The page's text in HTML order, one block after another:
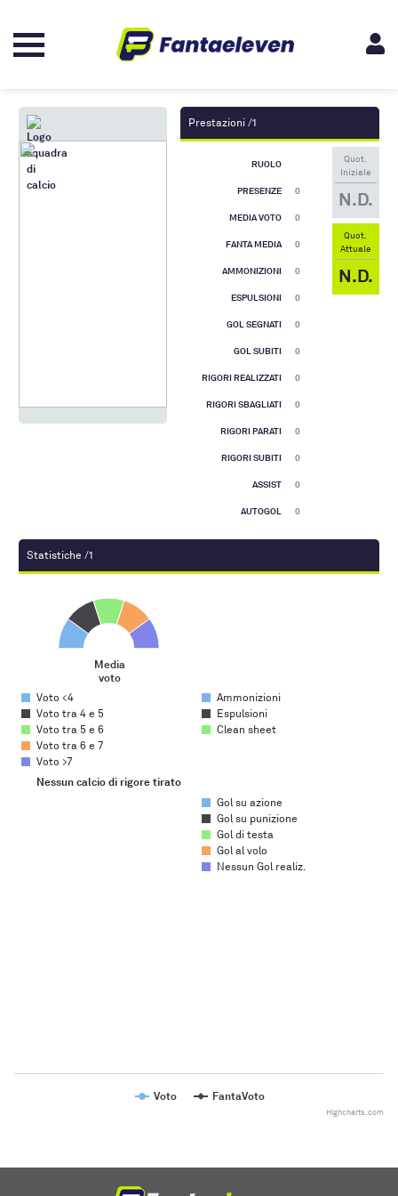
Prestazioni /1
RUOLO
PRESENZE 0
MEDIA VOTO 0
FANTA MEDIA 0
AMMONIZIONI 0
ESPULSIONI 0
GOL SEGNATI 0
GOL SUBITI 0
RIGORI REALIZZATI 0
RIGORI SBAGLIATI 0
RIGORI PARATI 0
RIGORI SUBITI 0
ASSIST 0
AUTOGOL 0
Quot.
Iniziale
N.D.
Quot.
Attuale
N.D.
Statistiche /1
Media voto
Pie chart with 5 slices.
Media
voto
End of interactive chart.
Voto <4
Voto tra 4 e 5
Voto tra 5 e 6
Voto tra 6 e 7
Voto >7
Ammonizioni
Espulsioni
Clean sheet
Nessun calcio di rigore tirato
Gol su azione
Gol su punizione
Gol di testa
Gol al volo
Nessun Gol realiz.
Voto FantaVoto
Highcharts.com